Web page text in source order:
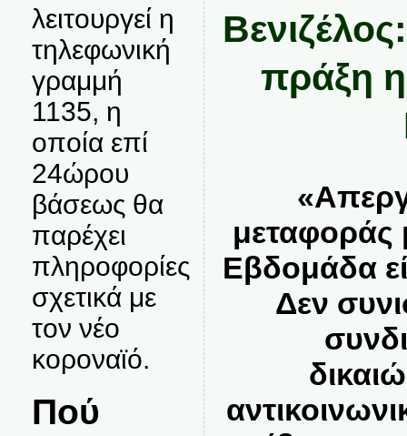
λειτουργεί η
τηλεφωνική
γραμμή
1135, η
οποία επί
24ώρου
βάσεως θα
παρέχει
πληροφορίες
σχετικά με
τον νέο
κοροναϊό.
Πού
πράξη
μεταφοράς
Εβδομάδα
Δεν